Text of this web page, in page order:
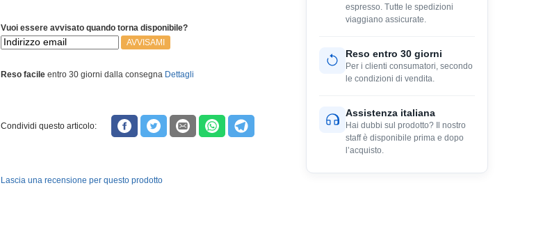
Vuoi essere avvisato quando torna disponibile?
AVVISAMI
Reso facileentro 30 giorni dalla consegna Dettagli
Condividi questo articolo:
Lascia una recensione per questo prodotto
espresso. Tutte le spedizioni
viaggiano assicurate.
Reso entro 30 giorni
Per i clienti consumatori, secondo
le condizioni di vendita.
Assistenza italiana
Hai dubbi sul prodotto? Il nostro
staff è disponibile prima e dopo
l’acquisto.